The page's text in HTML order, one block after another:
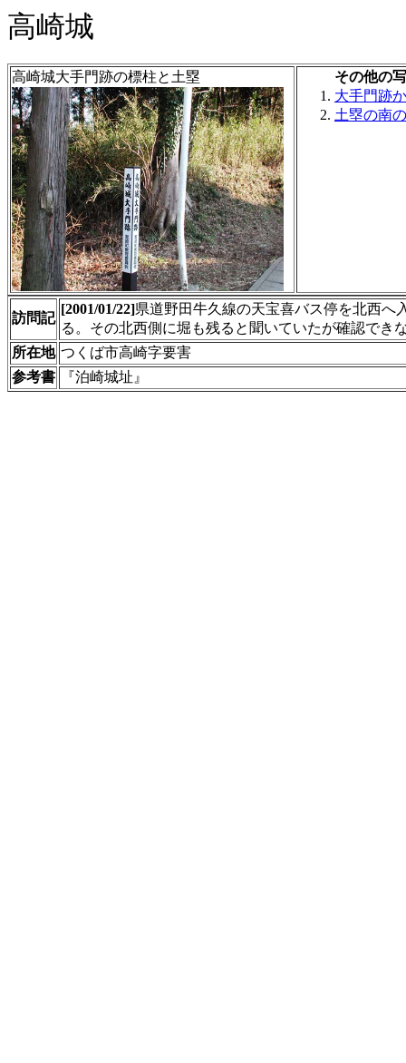
高崎城
高崎城大手門跡の標柱と土塁
その他の
大手門跡
土塁の南
訪問記
[2001/01/22]県道野田牛久線の天宝喜バス停を北西へ
る。その北西側に堀も残ると聞いていたが確認でき
所在地 つくば市高崎字要害
参考書
『泊崎城址』